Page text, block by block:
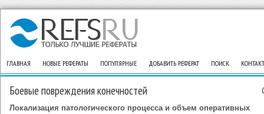
ГЛАВНАЯ НОВЫЕ РЕФЕРАТЫ ПОПУЛЯРНЫЕ ДОБАВИТЬ РЕФЕРАТ ПОИСК
Боевые повреждения конечностей
Локализация патологического процесса и объем оперативных